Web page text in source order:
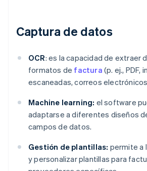
Captura de datos
OCR: es la capacidad de extraer
formatos de factura (p. ej., PDF,
escaneadas, correos
Machine learning: el software
adaptarse a diferentes diseños
campos de datos.
Gestión de plantillas: permite a
y personalizar plantillas para